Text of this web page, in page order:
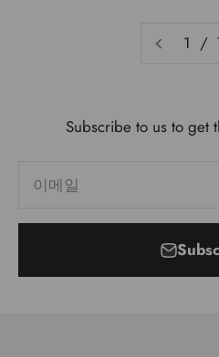
1 /
Subscribe to us to get
이메일